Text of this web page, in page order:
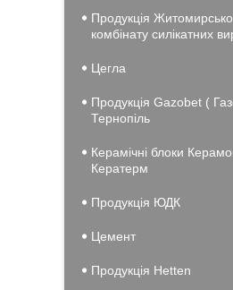
Продукція
комбінату силікатних
Цегла
Продукція Gazobet (
Тернопіль
Керамічні блоки
Кератерм
Продукція ЮДК
Цемент
Продукція Hеtten